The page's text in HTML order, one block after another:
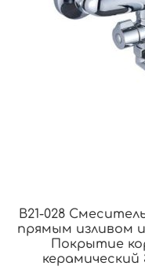
B21-028
прямым изливом
Покрытие